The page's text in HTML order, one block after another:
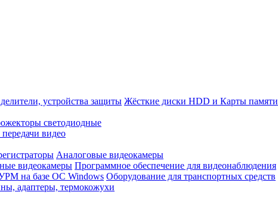
устройства защиты Жёсткие диски HDD и Карты памяти
светодиодные
передачи видео
Аналоговые видеокамеры
видеокамеры Программное обеспечение для видеонаблюдения
на базе ОС Windows Оборудование для транспортных средств
адаптеры, термокожухи